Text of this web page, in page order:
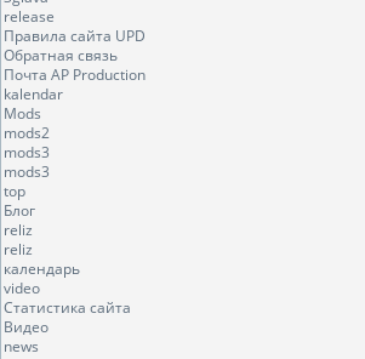
release
Правила сайта UPD
Обратная связь
Почта AP Production
kalendar
Mods
mods2
mods3
mods3
top
Блог
reliz
reliz
календарь
video
Статистика сайта
Видео
news